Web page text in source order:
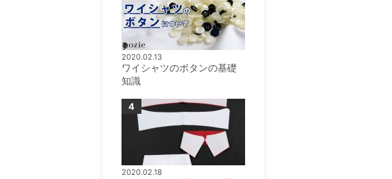
2020.02.13
ワイシャツのボタンの基礎
知識
2020.02.18